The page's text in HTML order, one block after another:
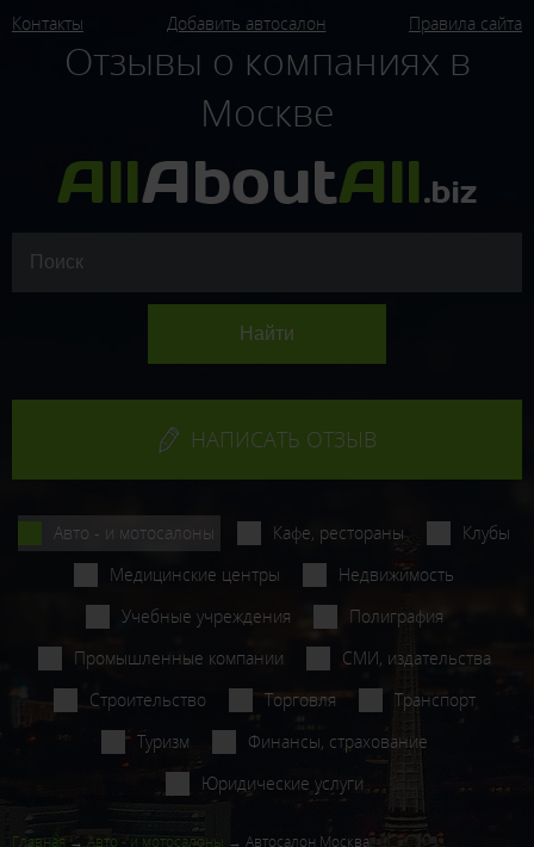
Контакты Добавить автосалон Правила сайта
Отзывы о компаниях в
Москве
НАПИСАТЬ ОТЗЫВ
Авто - и мотосалоны Кафе, рестораны
Клубы
Медицинские центры
Недвижимость
Учебные учреждения
Полиграфия
Промышленные компании
СМИ, издательства
Строительство
Торговля
Транспорт
Туризм
Финансы, страхование
Юридические услуги
Главная Авто - и мотосалоны Автосалон Москва